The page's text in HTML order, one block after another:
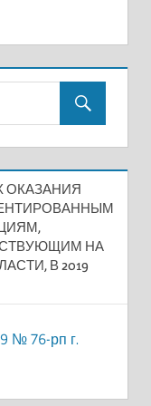
ОКАЗАНИЯ
НА
В 2019
№ 76-рп г.